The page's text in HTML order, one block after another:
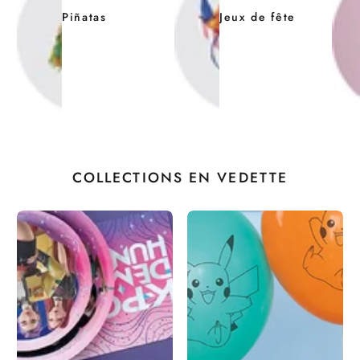
d'anniversaire pour enfants. Nous offrons une large gamme de
décorations de fête, notamment des bannières, des guirlandes, des
serpentins et plus encore. Nos décorations de fête sont disponibles
dans une variété de couleurs et de thèmes, vous pouvez donc
trouver les décorations parfaites pour correspondre aux intérêts de
votre enfant. Que votre enfant aime les licornes, les pirates ou les
La vaisselle est un autre élément important de toute fête
large gamme de vaisselle, notamment des assiettes, des tasses, des
serviettes et des couverts. Notre vaisselle est disponible dans une
variété de couleurs et de designs, vous pouvez donc trouver la
vaisselle parfaite pour correspondre au thème de votre fête. Nous
offrons même une vaisselle à thème, mettant en vedette des
personnages populaires tels que les princesses Disney, Paw Patrol
et plus encore.
Idées de thèmes pour les fêtes
Piñatas Jeux de fête
COLLECTIONS EN VEDETTE
TENDANCES